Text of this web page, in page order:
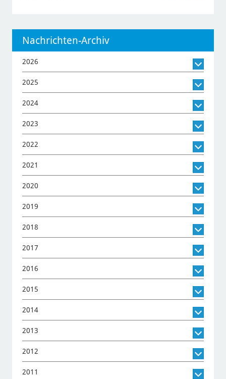
Nachrichten-Archiv
2026
2025
2024
2023
2022
2021
2020
2019
2018
2017
2016
2015
2014
2013
2012
2011